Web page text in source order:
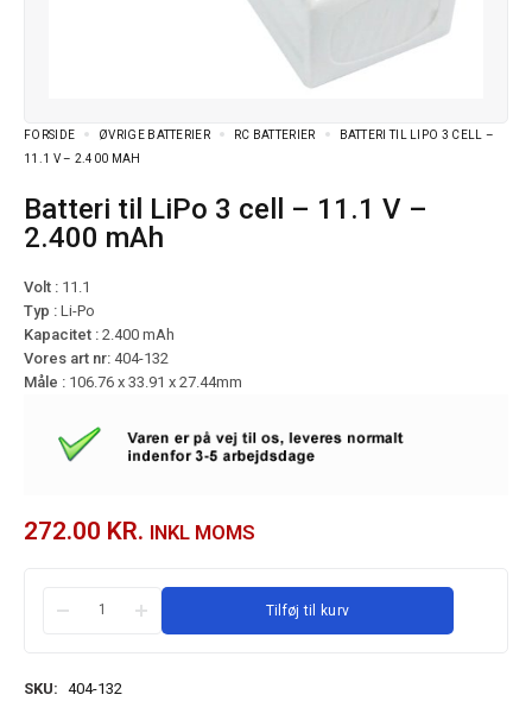
FORSIDE ØVRIGE BATTERIER RC BATTERIER
BATTERI TIL LIPO 3 CELL –
11.1 V – 2.400 MAH
Batteri til LiPo 3 cell – 11.1 V –
2.400 mAh
Volt : 11.1
Typ : Li-Po
Kapacitet : 2.400 mAh
Vores art nr: 404-132
Måle : 106.76 x 33.91 x 27.44mm
272.00 KR. INKL MOMS
Tilføj til kurv
SKU: 404-132